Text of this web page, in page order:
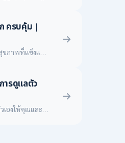
ตลอดเดือน
ครบคุ้ม |
ขภาพที่แข็งแรง
ษตลอดเดือน
ารดูแลตัว
เองให้คุณและ